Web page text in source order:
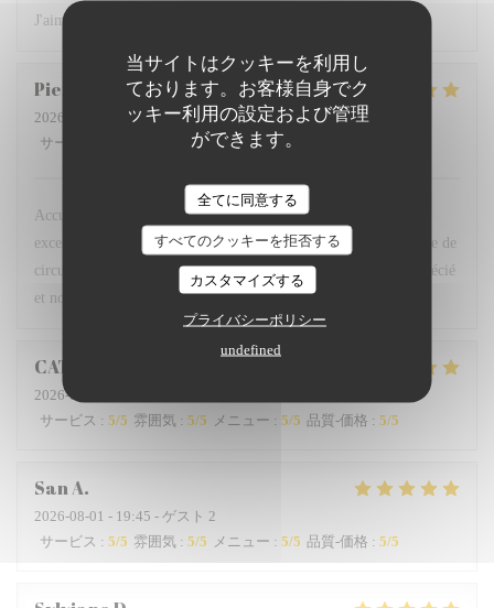
当サイトはクッキーを利用し
ております。お客様自身でク
ッキー利用の設定および管理
ができます。
全てに同意する
すべてのクッキーを拒否する
カスタマイズする
プライバシーポリシー
undefined
J'aime beaucoup ce restaurant! Je recommande!
Pierre
2026-08-01
- 19:15 - ゲスト 2
サービス
5/5 メニュー : 5/5
Accueil très professionnel et très gentil des serveurs, plats
excellents, belle présentation … la terrasse calme, loin de la voie de
circulation et du bruit des moteurs est un plus. Nous avons apprécié
et nous en parlerons aux amis.
CATHERINE
2026-08-01
サービス : 5/5 雰囲気 : 5/5 メニュー : 5/5 品質-価格 : 5/5
SanA
2026-08-01 - 19:45 - ゲスト 2
サービス : 5/5 雰囲気 : 5/5 メニュー : 5/5 品質-価格 : 5/5